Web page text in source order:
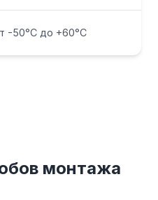
-50°С до +60°С
монтажа